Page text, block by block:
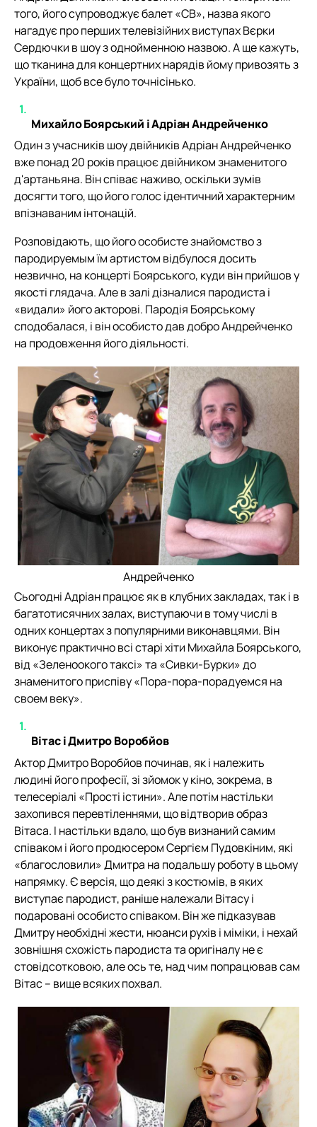
того, його супроводжує балет «СВ», назва якого
нагадує про перших телевізійних виступах Вєрки
Сердючки в шоу з однойменною назвою. А ще кажуть,
що тканина для концертних нарядів йому привозять з
України, щоб все було точнісінько.
Михайло Боярський і Адріан Андрейченко
Один з учасників шоу двійників Адріан Андрейченко
вже понад 20 років працює двійником знаменитого
д'артаньяна. Він співає наживо, оскільки зумів
досягти того, що його голос ідентичний характерним
впізнаваним інтонацій.
Розповідають, що його особисте знайомство з
пародируемым їм артистом відбулося досить
незвично, на концерті Боярського, куди він прийшов у
якості глядача. Але в залі дізналися пародиста і
«видали» його акторові. Пародія Боярському
сподобалася, і він особисто дав добро Андрейченко
на продовження його діяльності.
Андрейченко
Сьогодні Адріан працює як в клубних закладах, так і в
багатотисячних залах, виступаючи в тому числі в
одних концертах з популярними виконавцями. Він
виконує практично всі старі хіти Михайла Боярського,
від «Зеленоокого таксі» та «Сивки-Бурки» до
знаменитого приспіву «Пора-пора-порадуемся на
своем веку».
Вітас і Дмитро Воробйов
Актор Дмитро Воробйов починав, як і належить
людині його професії, зі зйомок у кіно, зокрема, в
телесеріалі «Прості істини». Але потім настільки
захопився перевтіленнями, що відтворив образ
Вітаса. І настільки вдало, що був визнаний самим
співаком і його продюсером Сергієм Пудовкіним, які
«благословили» Дмитра на подальшу роботу в цьому
напрямку. Є версія, що деякі з костюмів, в яких
виступає пародист, раніше належали Вітасу і
подаровані особисто співаком. Він же підказував
Дмитру необхідні жести, нюанси рухів і міміки, і нехай
зовнішня схожість пародиста та оригіналу не є
стовідсотковою, але ось те, над чим попрацював сам
Вітас – вище всяких похвал.